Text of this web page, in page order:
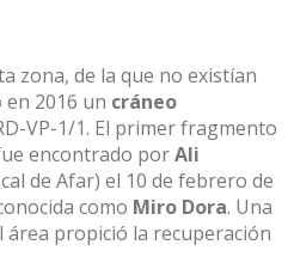
zona, de la que no existían
2016 un cráneo
VP-1/1. El primer fragmento
encontrado porAli
de Afar) el 10 de febrero de
como Miro Dora. Una
área propició la recuperación